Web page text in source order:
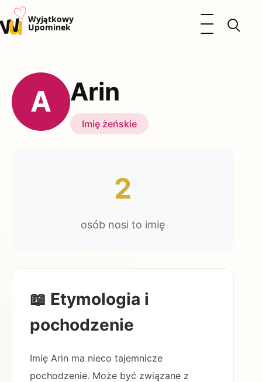
u♡Wyjątkowy
Upominek
Otwórz menu
Kalendarz Imienin
Okazje
Katalog prezentów
A Arin
Imię żeńskie
2
osób nosi to imię
📖 Etymologia i
pochodzenie
Imię Arin ma nieco tajemnicze
pochodzenie. Może być związane z